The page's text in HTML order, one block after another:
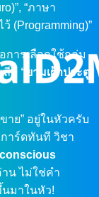
“ภาษา
(Programming)”
การเลือกใช้กลุ่ม
ก “ยามเฝ้าประตู
ย” อยู่ในหัวครับ
าร์ดทันที วิชา
น ไม่ใช่คำ
นมาในหัว!